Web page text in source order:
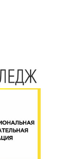
- 2
-
- 1
- 1